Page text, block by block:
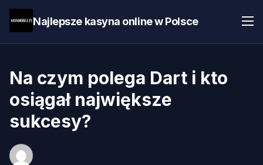
Najlepsze kasyna online w Polsce
Na czym polega Dart i kto
osiągał największe
sukcesy?